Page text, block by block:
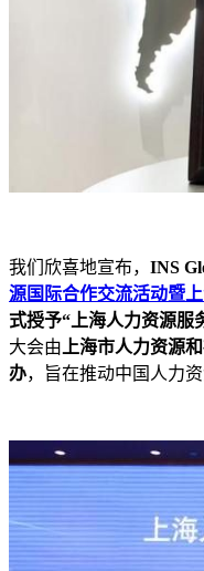
我们欣喜地宣布， INS
源国际合作交流活动暨
式授予“上海人力资源服
大会由 上海市人力资源
办，旨在推动中国人力